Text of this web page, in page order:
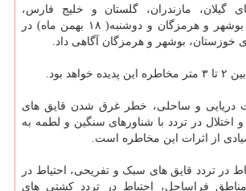
گیلان، مازندران، گلستان و خلیج فارس،
استانهای خوزستان، بوشهر و هرمزگان و دوشنبه( ۱۸ بهمن ماه) در
خوزستان، بوشهر و هرمزگان آگاهی داد.
بود.
دریایی و ساحلی، خطر غرق شدن قایق های
در تردد با شناورهای سنگین و لطمه به
از اثرات این مخاطره است.
در تردد قایق های سبک و تفریحی، احتیاط در
مناطق فراساحل، احتیاط در تردد کشتی های